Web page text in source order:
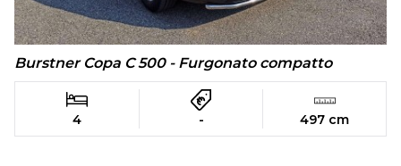
Burstner Copa C 500 - Furgonato compatto
4 - 497 cm